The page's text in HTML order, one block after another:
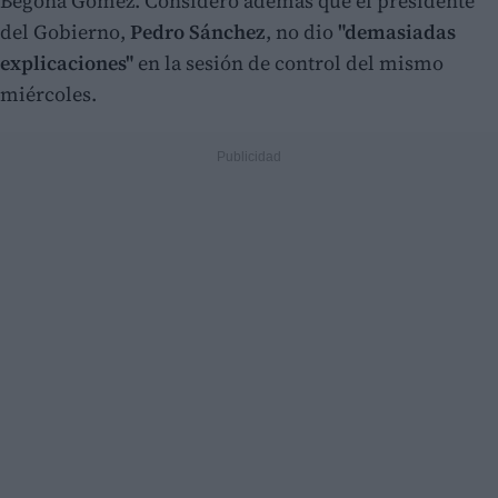
del Gobierno, Pedro Sánchez, no dio "demasiadas
explicaciones" en la sesión de control del mismo
miércoles.